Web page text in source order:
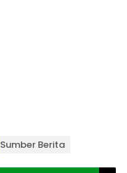
Sumber Berita